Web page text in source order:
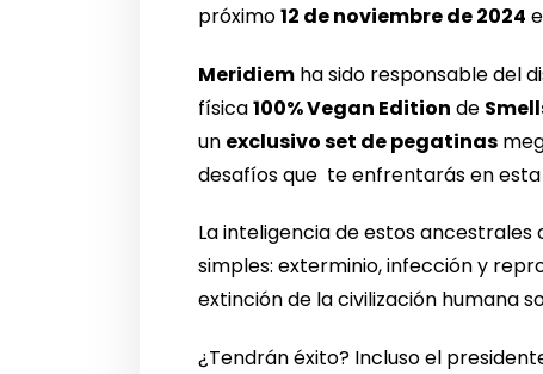
próximo12 de noviembre de 2024
Meridiem ha sido responsable del
física100% Vegan Edition de
un exclusivo set de pegatinas
desafíos que te enfrentarás en
La inteligencia de estos ancestrales
simples: exterminio, infección y
extinción de la civilización humana
¿Tendrán éxito? Incluso el